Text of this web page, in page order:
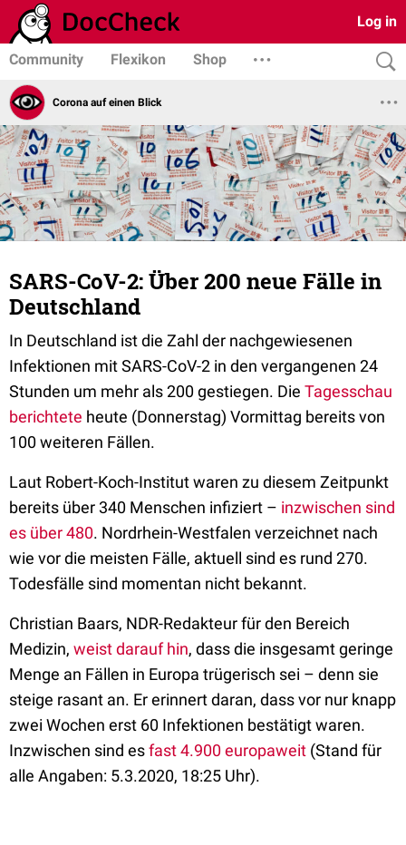
Log in
Community Flexikon Shop
Corona auf einen Blick
SARS-CoV-2: Über 200 neue Fälle in
Deutschland
In Deutschland ist die Zahl der nachgewiesenen
Infektionen mit SARS-CoV-2 in den vergangenen 24
Stunden um mehr als 200 gestiegen. Die Tagesschau
berichtete heute (Donnerstag) Vormittag bereits von
100 weiteren Fällen.
Laut Robert-Koch-Institut waren zu diesem Zeitpunkt
bereits über 340 Menschen infiziert – inzwischen sind
es über 480. Nordrhein-Westfalen verzeichnet nach
wie vor die meisten Fälle, aktuell sind es rund 270.
Todesfälle sind momentan nicht bekannt.
Christian Baars, NDR-Redakteur für den Bereich
Medizin, weist darauf hin, dass die insgesamt geringe
Menge an Fällen in Europa trügerisch sei – denn sie
steige rasant an. Er erinnert daran, dass vor nur knapp
zwei Wochen erst 60 Infektionen bestätigt waren.
Inzwischen sind esfast 4.900 europaweit (Stand für
alle Angaben: 5.3.2020, 18:25 Uhr).